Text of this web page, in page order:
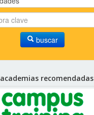
buscar
academias recomendadas